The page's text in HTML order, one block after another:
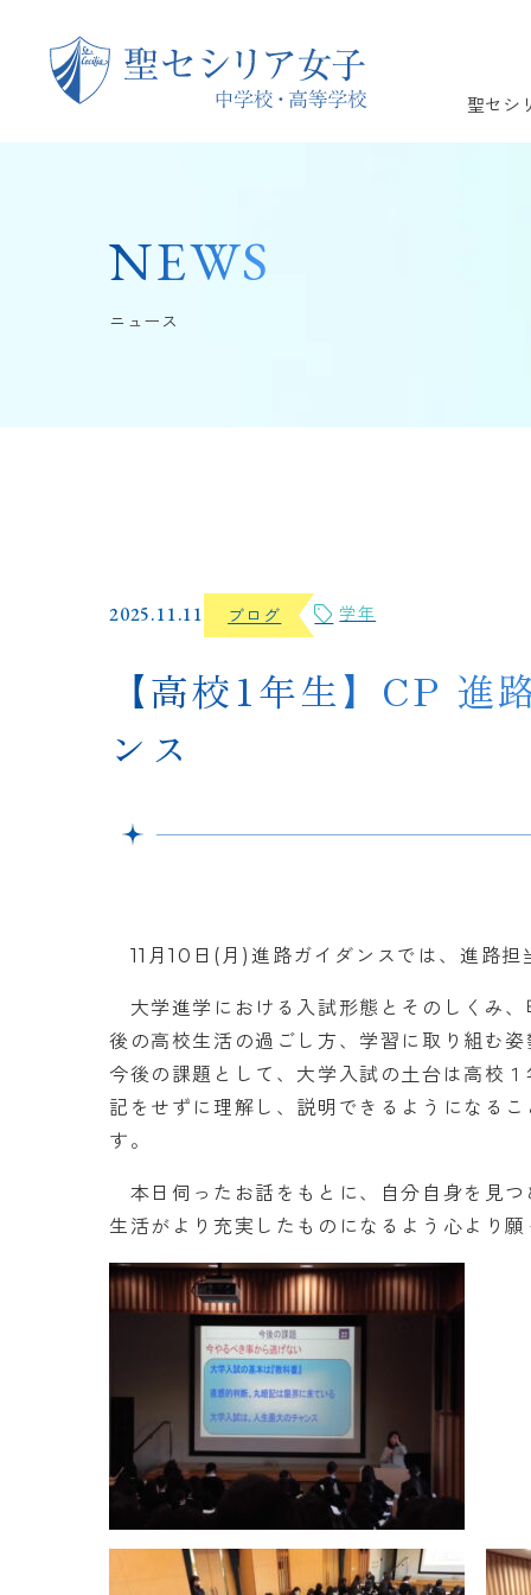
聖セシ
NEWS
ニュース
2025.11.11 ブログ 学年
【高校1年生】CP 進
ンス
11月10日(月)進路ガイダンスでは、進路
大学進学における入試形態とそのしくみ
後の高校生活の過ごし方、学習に取り組む
今後の課題として、大学入試の土台は高校
記をせずに理解し、説明できるようになる
す。
本日伺ったお話をもとに、自分自身を見
生活がより充実したものになるよう心より